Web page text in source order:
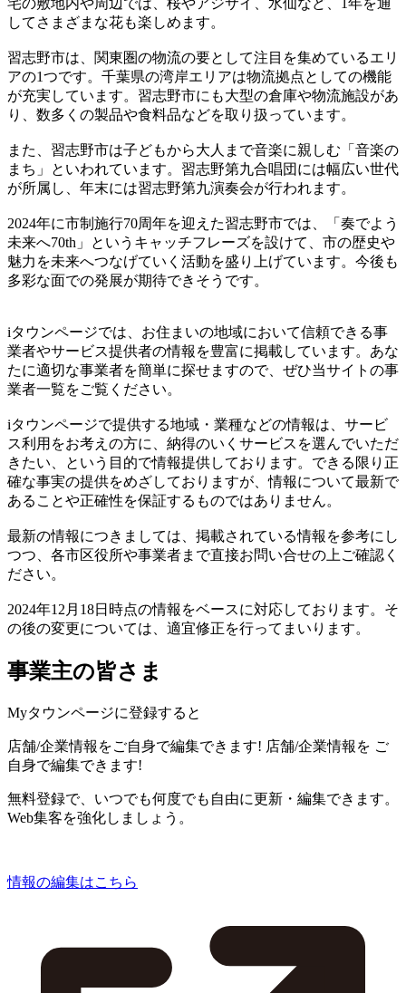
してさまざまな花も楽しめます。
習志野市は、関東圏の物流の要として注目を集めているエリ
アの1つです。千葉県の湾岸エリアは物流拠点としての機能
が充実しています。習志野市にも大型の倉庫や物流施設があ
り、数多くの製品や食料品などを取り扱っています。
また、習志野市は子どもから大人まで音楽に親しむ「音楽の
まち」といわれています。習志野第九合唱団には幅広い世代
が所属し、年末には習志野第九演奏会が行われます。
2024年に市制施行70周年を迎えた習志野市では、「奏でよう
未来へ70th」というキャッチフレーズを設けて、市の歴史や
魅力を未来へつなげていく活動を盛り上げています。今後も
多彩な面での発展が期待できそうです。
iタウンページでは、お住まいの地域において信頼できる事
業者やサービス提供者の情報を豊富に掲載しています。あな
たに適切な事業者を簡単に探せますので、ぜひ当サイトの事
業者一覧をご覧ください。
iタウンページで提供する地域・業種などの情報は、サービ
ス利用をお考えの方に、納得のいくサービスを選んでいただ
きたい、という目的で情報提供しております。できる限り正
確な事実の提供をめざしておりますが、情報について最新で
あることや正確性を保証するものではありません。
最新の情報につきましては、掲載されている情報を参考にし
つつ、各市区役所や事業者まで直接お問い合せの上ご確認く
ださい。
2024年12月18日時点の情報をベースに対応しております。そ
の後の変更については、適宜修正を行ってまいります。
事業主の皆さま
Myタウンページに登録すると
店舗/企業情報をご自身で編集できます! 店舗/企業情報を ご
自身で編集できます!
無料登録で、いつでも何度でも自由に更新・編集できます。
Web集客を強化しましょう。
情報の編集はこちら